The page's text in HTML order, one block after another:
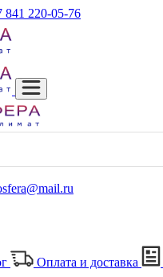
841 220-05-76
Оплата и доставка